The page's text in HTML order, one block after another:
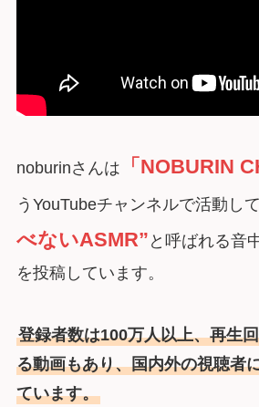
noburinさんは 「NOBURIN
うYouTubeチャンネルで活動し
べないASMR” と呼ばれる音
を投稿しています。
登録者数は100万人以上、再生
る動画もあり、国内外の視聴者
ています。